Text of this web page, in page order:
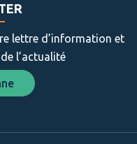
lettre d’information et
l’actualité